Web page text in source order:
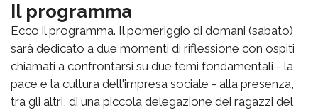
Il programma
Ecco il programma. Il pomeriggio di domani (sabato)
sarà dedicato a due momenti di riflessione con ospiti
chiamati a confrontarsi su due temi fondamentali - la
pace e la cultura dell'impresa sociale - alla presenza,
tra gli altri, di una piccola delegazione dei ragazzi del